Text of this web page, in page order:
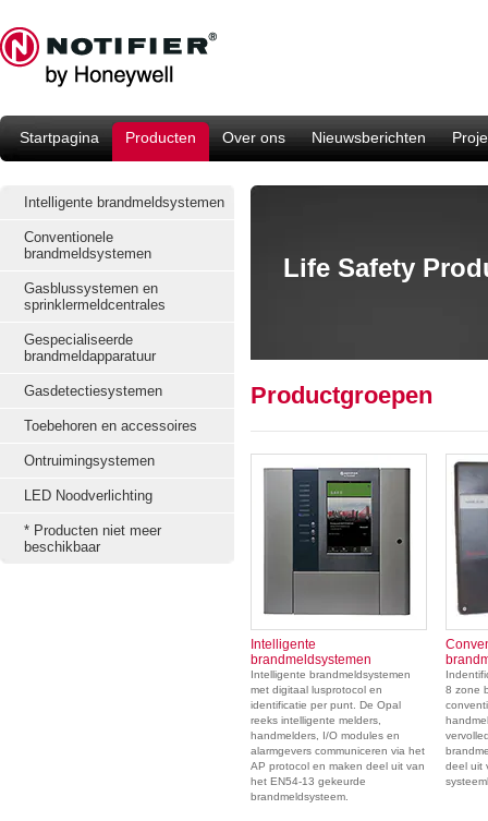
Startpagina Producten Over ons Nieuwsberichten
Intelligente brandmeldsystemen
Conventionele
brandmeldsystemen
Gasblussystemen en
sprinklermeldcentrales
Gespecialiseerde
brandmeldapparatuur
Gasdetectiesystemen
Toebehoren en accessoires
Ontruimingsystemen
LED Noodverlichting
* Producten niet meer
beschikbaar
Life Safety
Productgroepen
Intelligente
brandmeldsystemen
Intelligente brandmeldsystemen
met digitaal lusprotocol en
identificatie per punt. De Opal
reeks intelligente melders,
handmelders, I/O modules en
alarmgevers communiceren via het
AP protocol en maken deel uit van
het EN54-13 gekeurde
brandmeldsysteem.
8 zone
deel uit